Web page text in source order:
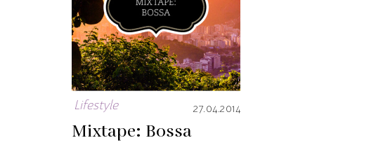
Lifestyle 27.04.2014
Mixtape: Bossa